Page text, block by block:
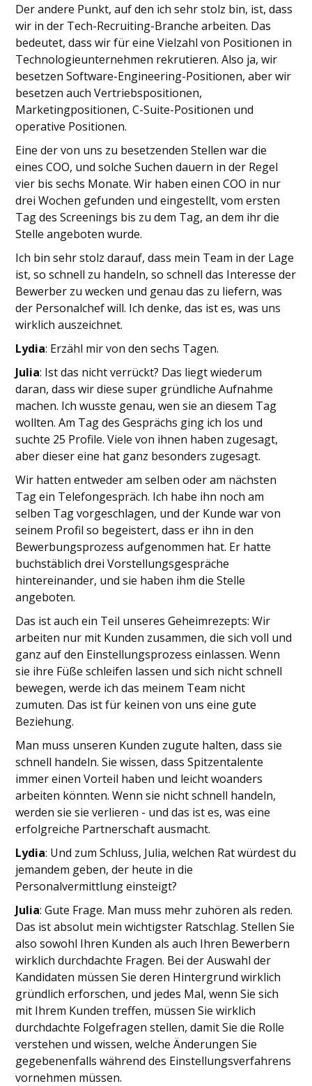
Der andere Punkt, auf den ich sehr stolz bin, ist, dass
wir in der Tech-Recruiting-Branche arbeiten. Das
bedeutet, dass wir für eine Vielzahl von Positionen in
Technologieunternehmen rekrutieren. Also ja, wir
besetzen Software-Engineering-Positionen, aber wir
besetzen auch Vertriebspositionen,
Marketingpositionen, C-Suite-Positionen und
operative Positionen.
Eine der von uns zu besetzenden Stellen war die
eines COO, und solche Suchen dauern in der Regel
vier bis sechs Monate. Wir haben einen COO in nur
drei Wochen gefunden und eingestellt, vom ersten
Tag des Screenings bis zu dem Tag, an dem ihr die
Stelle angeboten wurde.
Ich bin sehr stolz darauf, dass mein Team in der Lage
ist, so schnell zu handeln, so schnell das Interesse der
Bewerber zu wecken und genau das zu liefern, was
der Personalchef will. Ich denke, das ist es, was uns
wirklich auszeichnet.
Lydia: Erzähl mir von den sechs Tagen.
Julia: Ist das nicht verrückt? Das liegt wiederum
daran, dass wir diese super gründliche Aufnahme
machen. Ich wusste genau, wen sie an diesem Tag
wollten. Am Tag des Gesprächs ging ich los und
suchte 25 Profile. Viele von ihnen haben zugesagt,
aber dieser eine hat ganz besonders zugesagt.
Wir hatten entweder am selben oder am nächsten
Tag ein Telefongespräch. Ich habe ihn noch am
selben Tag vorgeschlagen, und der Kunde war von
seinem Profil so begeistert, dass er ihn in den
Bewerbungsprozess aufgenommen hat. Er hatte
buchstäblich drei Vorstellungsgespräche
hintereinander, und sie haben ihm die Stelle
angeboten.
Das ist auch ein Teil unseres Geheimrezepts: Wir
arbeiten nur mit Kunden zusammen, die sich voll und
ganz auf den Einstellungsprozess einlassen. Wenn
sie ihre Füße schleifen lassen und sich nicht schnell
bewegen, werde ich das meinem Team nicht
zumuten. Das ist für keinen von uns eine gute
Beziehung.
Man muss unseren Kunden zugute halten, dass sie
schnell handeln. Sie wissen, dass Spitzentalente
immer einen Vorteil haben und leicht woanders
arbeiten könnten. Wenn sie nicht schnell handeln,
werden sie sie verlieren - und das ist es, was eine
erfolgreiche Partnerschaft ausmacht.
Lydia: Und zum Schluss, Julia, welchen Rat würdest du
jemandem geben, der heute in die
Personalvermittlung einsteigt?
Julia: Gute Frage. Man muss mehr zuhören als reden.
Das ist absolut mein wichtigster Ratschlag. Stellen Sie
also sowohl Ihren Kunden als auch Ihren Bewerbern
wirklich durchdachte Fragen. Bei der Auswahl der
Kandidaten müssen Sie deren Hintergrund wirklich
gründlich erforschen, und jedes Mal, wenn Sie sich
mit Ihrem Kunden treffen, müssen Sie wirklich
durchdachte Folgefragen stellen, damit Sie die Rolle
verstehen und wissen, welche Änderungen Sie
gegebenenfalls während des Einstellungsverfahrens
vornehmen müssen.